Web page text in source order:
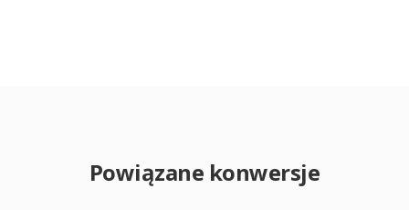
Powiązane konwersje